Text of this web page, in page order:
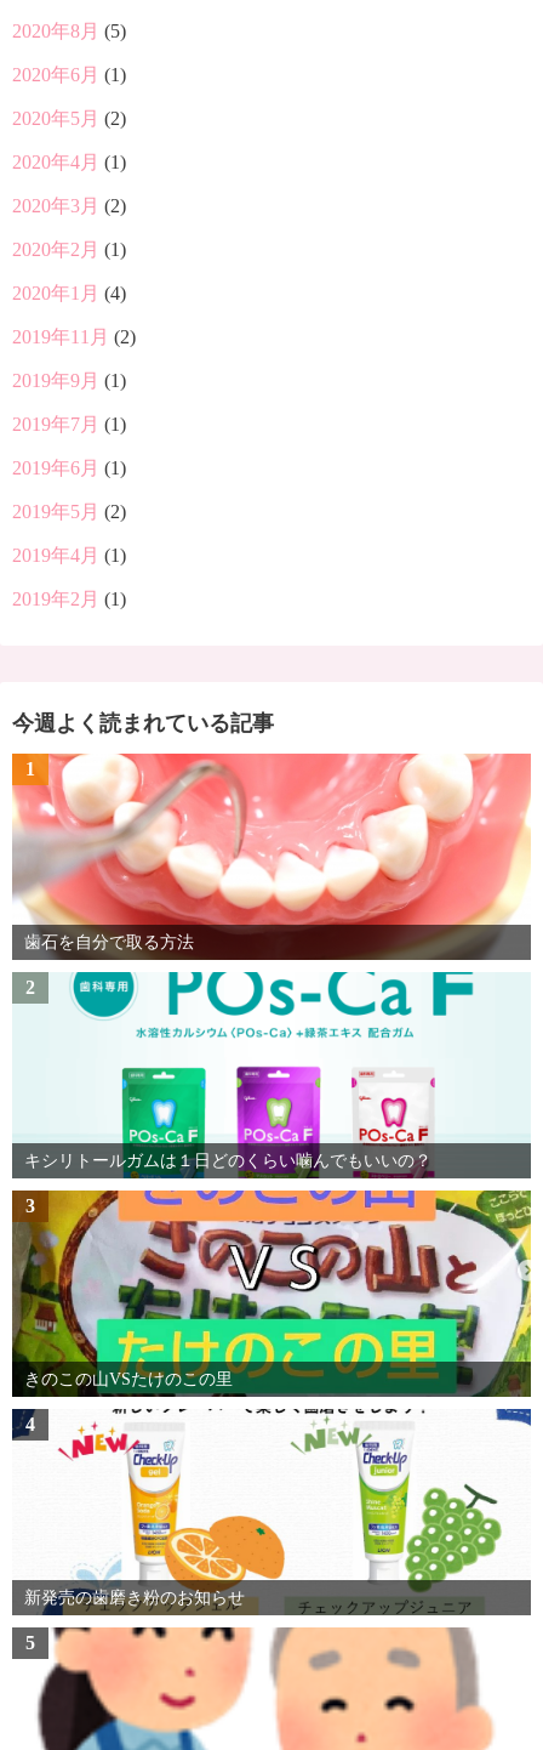
2020年8月 (5)
2020年6月 (1)
2020年5月 (2)
2020年4月 (1)
2020年3月 (2)
2020年2月 (1)
2020年1月 (4)
2019年11月 (2)
2019年9月 (1)
2019年7月 (1)
2019年6月 (1)
2019年5月 (2)
2019年4月 (1)
2019年2月 (1)
今週よく読まれている記事
1
歯石を自分で取る方法
2
キシリトールガムは１日どのくらい噛んでもいいの？
3
きのこの山VSたけのこの里
4
新発売の歯磨き粉のお知らせ
5